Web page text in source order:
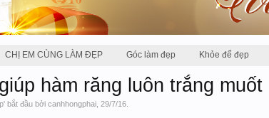
CHỊ EM CÙNG LÀM ĐẸP Góc làm đẹp Khỏe để đẹp
hàm răng luôn trắng muốt
' bắt đầu bởi canhhongphai 29/7/16